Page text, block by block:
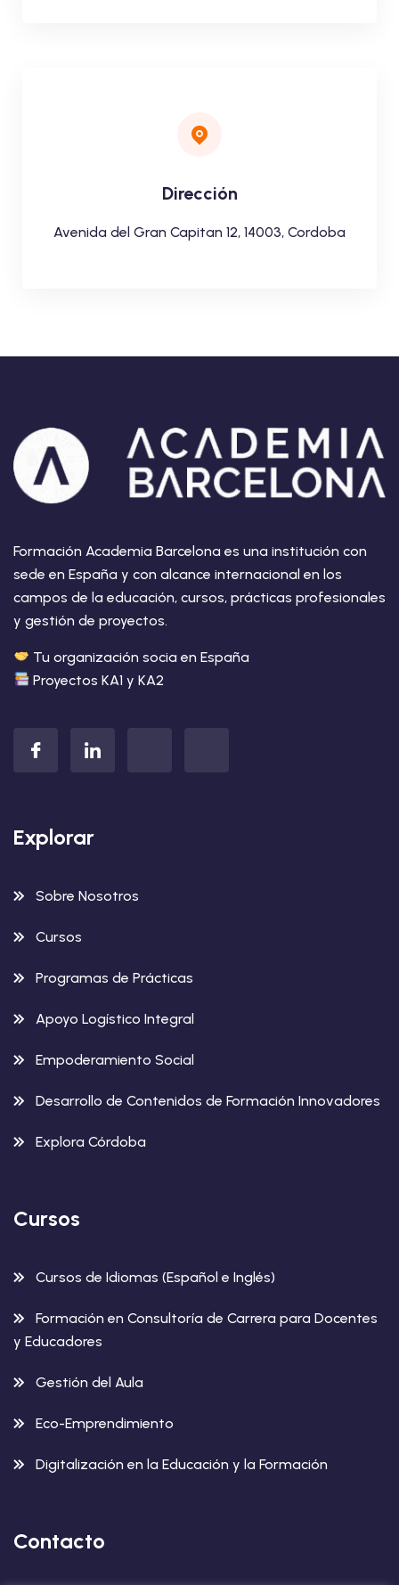
Dirección
Avenida del Gran Capitan 12, 14003, Cordoba
Formación Academia Barcelona es una institución con
sede en España y con alcance internacional en los
campos de la educación, cursos, prácticas profesionales
y gestión de proyectos.
Tu organización socia en España
Proyectos KA1 y KA2
Explorar
Sobre Nosotros
Cursos
Programas de Prácticas
Apoyo Logístico Integral
Empoderamiento Social
Desarrollo de Contenidos de Formación Innovadores
Explora Córdoba
Cursos
Cursos de Idiomas (Español e Inglés)
Formación en Consultoría de Carrera para Docentes
y Educadores
Gestión del Aula
Eco-Emprendimiento
Digitalización en la Educación y la Formación
Contacto